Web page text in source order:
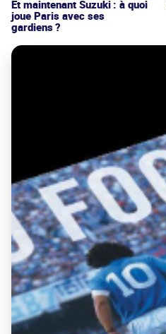
Et maintenant Suzuki : à quoi
joue Paris avec ses
gardiens ?